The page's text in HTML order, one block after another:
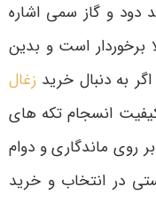
دود و گاز سمی اشاره
برخوردار است و بدین
به دنبال خرید زغال
انسجام تکه های
روی ماندگاری و دوام
در انتخاب و خرید